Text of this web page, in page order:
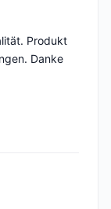
Produkt
Danke